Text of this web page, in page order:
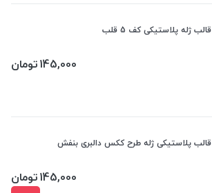
قالب ژله پلاستیکی کف 5 قلب
145,000تومان
قالب پلاستیکی ژله طرح ککس دالبری بنفش
145,000تومان